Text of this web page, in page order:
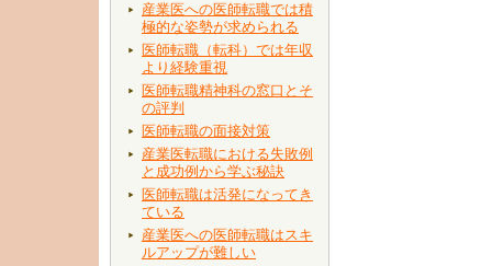
産業医への医師転職では積
極的な姿勢が求められる
医師転職（転科）では年収
より経験重視
医師転職精神科の窓口とそ
の評判
医師転職の面接対策
産業医転職における失敗例
と成功例から学ぶ秘訣
医師転職は活発になってき
ている
産業医への医師転職はスキ
ルアップが難しい